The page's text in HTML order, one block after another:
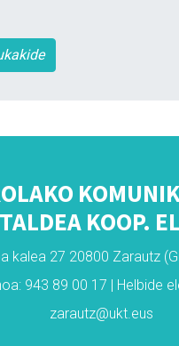
TALDEA KOOP.
kalea 27 20800 Zarautz
943 89 00 17 | Helbide
zarautz@ukt.eus